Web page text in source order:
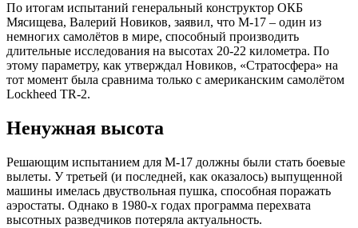
По итогам испытаний генеральный конструктор ОКБ
Мясищева, Валерий Новиков, заявил, что М-17 – один из
немногих самолётов в мире, способный производить
длительные исследования на высотах 20-22 километра. По
этому параметру, как утверждал Новиков, «Стратосфера» на
тот момент была сравнима только с американским самолётом
Lockheed TR-2.
Ненужная высота
Решающим испытанием для М-17 должны были стать боевые
вылеты. У третьей (и последней, как оказалось) выпущенной
машины имелась двуствольная пушка, способная поражать
аэростаты. Однако в 1980-х годах программа перехвата
высотных разведчиков потеряла актуальность.